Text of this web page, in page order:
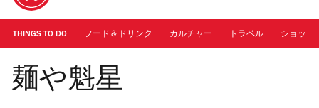
動
THINGS TO DO フード＆ドリンク カルチャー トラベル ショッピ
Photo: メンチャック | 「塩」
麺や魁星